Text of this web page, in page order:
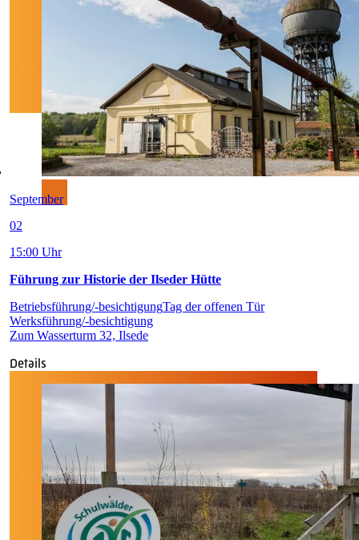
September
02
15:00 Uhr
Führung zur Historie der Ilseder Hütte
Betriebsführung/-besichtigungTag der offenen Tür
Werksführung/-besichtigung
Zum Wasserturm 32, Ilsede
Details